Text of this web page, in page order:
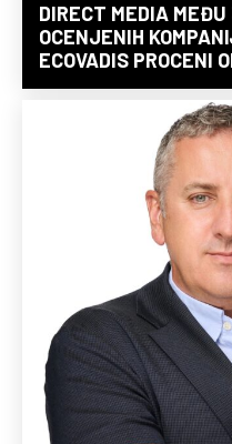
DIRECT MEDIA
OCENJENIH
ECOVADIS PROCENI